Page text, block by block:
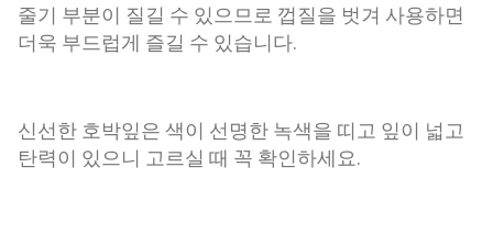
줄기 부분이 질길 수 있으므로 껍질을 벗겨 사용하면
더욱 부드럽게 즐길 수 있습니다.
신선한 호박잎은 색이 선명한 녹색을 띠고 잎이 넓고
탄력이 있으니 고르실 때 꼭 확인하세요.